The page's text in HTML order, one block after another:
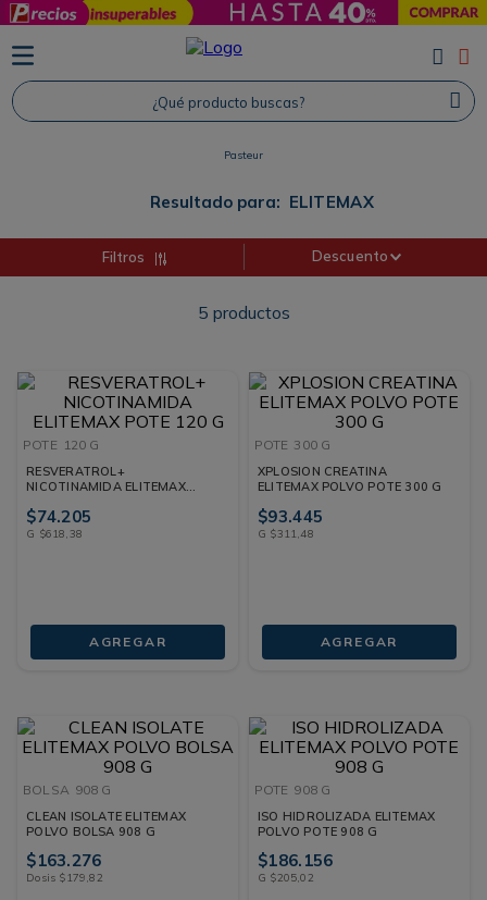
¿Qué producto buscas?
Pasteur
Resultado para: ELITEMAX
Filtros Descuento
5 productos
POTE 120 G
RESVERATROL+
NICOTINAMIDA ELITEMAX
$74.205
G $618 38
AGREGAR
POTE 300 G
XPLOSION CREATINA
ELITEMAX POLVO POTE 300 G
$93.445
G $311 ,48
AGREGAR
BOLSA 908 G
CLEAN ISOLATE ELITEMAX
POLVO BOLSA 908 G
$163.276
Dosis $179,82
POTE 908 G
ISO HIDROLIZADA ELITEMAX
POLVO POTE 908 G
$186. 156
G $205,02
TÉRMINOS MÁS BUSCADOS
1. Protector Solar
2. Shampoo